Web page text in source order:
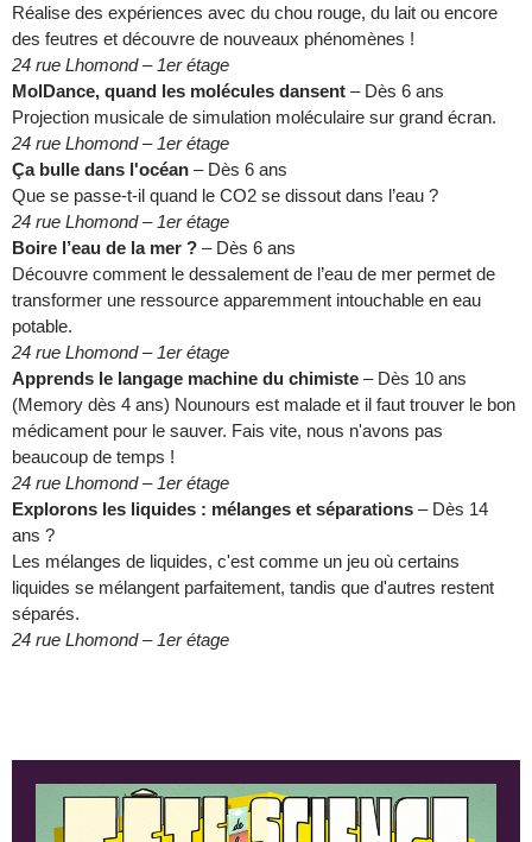
Réalise des expériences avec du chou rouge, du lait ou encore
des feutres et découvre de nouveaux phénomènes !
24 rue Lhomond – 1er étage
MolDance, quand les molécules dansent – Dès 6 ans
Projection musicale de simulation moléculaire sur grand écran.
24 rue Lhomond – 1er étage
Ça bulle dans l'océan – Dès 6 ans
Que se passe-t-il quand le CO2 se dissout dans l’eau ?
24 rue Lhomond – 1er étage
Boire l’eau de la mer ? – Dès 6 ans
Découvre comment le dessalement de l’eau de mer permet de
transformer une ressource apparemment intouchable en eau
potable.
24 rue Lhomond – 1er étage
Apprends le langage machine du chimiste – Dès 10 ans
(Memory dès 4 ans) Nounours est malade et il faut trouver le bon
médicament pour le sauver. Fais vite, nous n'avons pas
beaucoup de temps !
24 rue Lhomond – 1er étage
Explorons les liquides : mélanges et séparations – Dès 14
ans ?
Les mélanges de liquides, c'est comme un jeu où certains
liquides se mélangent parfaitement, tandis que d'autres restent
séparés.
24 rue Lhomond – 1er étage